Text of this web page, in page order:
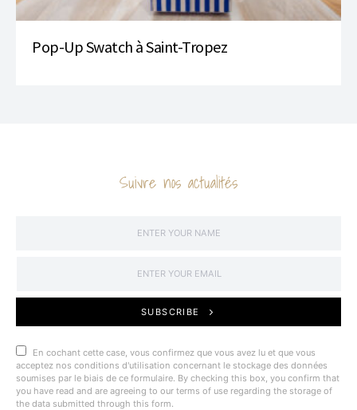
Pop-Up Swatch à Saint-Tropez
Suivre nos actualités
SUBSCRIBE
En cochant cette case, vous confirmez que vous avez lu et que vous
acceptez nos conditions d'utilisation concernant le stockage des données
soumises par le biais de ce formulaire. By checking this box, you confirm that
you have read and are agreeing to our terms of use regarding the storage of
the data submitted through this form.